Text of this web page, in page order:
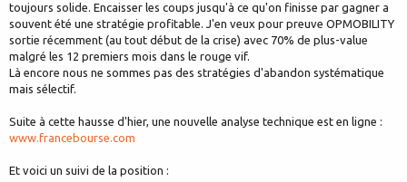
toujours solide. Encaisser les coups jusqu'à ce qu'on finisse par gagner a
souvent été une stratégie profitable. J'en veux pour preuve OPMOBILITY
sortie récemment (au tout début de la crise) avec 70% de plus-value
malgré les 12 premiers mois dans le rouge vif.
Là encore nous ne sommes pas des stratégies d'abandon systématique
mais sélectif.
Suite à cette hausse d'hier, une nouvelle analyse technique est en ligne :
www.francebourse.com
Et voici un suivi de la position :